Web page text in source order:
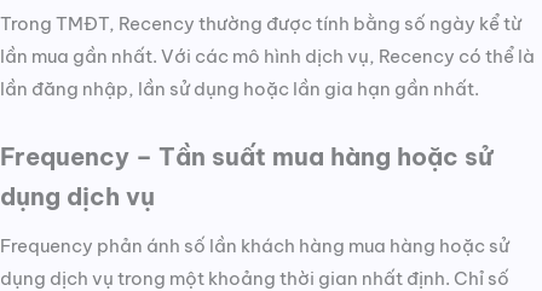
Trong TMĐT, Recency thường được tính bằng số ngày kể từ
lần mua gần nhất. Với các mô hình dịch vụ, Recency có thể là
lần đăng nhập, lần sử dụng hoặc lần gia hạn gần nhất.
Frequency – Tần suất mua hàng hoặc sử
dụng dịch vụ
Frequency phản ánh số lần khách hàng mua hàng hoặc sử
dụng dịch vụ trong một khoảng thời gian nhất định. Chỉ số